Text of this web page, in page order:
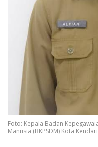
Foto: Kepala Badan
Manusia (BKPSDM) Kota